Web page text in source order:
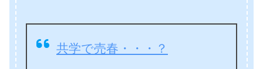
共学で売春・・・？